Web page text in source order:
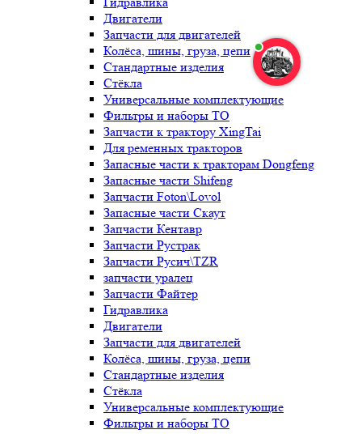
Двигатели
Запчасти для двигателей
Колёса, шины, груза, цепи
Стандартные изделия
Стёкла
Универсальные комплектующие
Фильтры и наборы ТО
Запчасти к трактору XingTai
Для ременных тракторов
Запасные части к тракторам Dongfeng
Запасные части Shifeng
Запчасти Foton\Lovol
Запасные части Скаут
Запчасти Кентавр
Запчасти Рустрак
Запчасти Русич\TZR
запчасти уралец
Запчасти Файтер
Гидравлика
Двигатели
Запчасти для двигателей
Колёса, шины, груза, цепи
Стандартные изделия
Стёкла
Универсальные комплектующие
Фильтры и наборы ТО